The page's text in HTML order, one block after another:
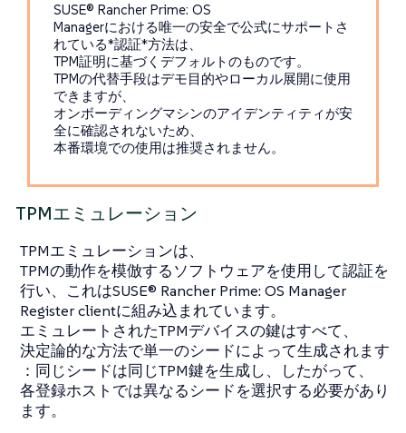
SUSE® Rancher Prime: OS
Managerにおける唯一の安全で公式にサポートさ
れている*認証*方法は、
TPM証明に基づくデフォルトのものです。
TPMの代替手段はデモ目的やローカル展開に使用
できますが、
オンボーディングマシンのアイデンティティが安
全に確認されないため、
本番環境での使用は推奨されません。
TPMエミュレーション
TPMエミュレーションは、
TPMの動作を模倣するソフトウェアを使用して認証を
行い、これはSUSE® Rancher Prime: OS Manager
Register clientに組み込まれています。
エミュレートされたTPMデバイスの鍵はすべて、
決定論的な方法で単一のシードによって生成されます
：同じシードは同じTPM鍵を生成し、したがって、
各登録ホストでは異なるシードを選択する必要があり
ます。